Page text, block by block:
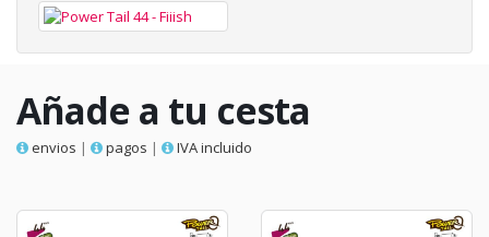
Añade a tu cesta
envios | pagos | IVA incluido